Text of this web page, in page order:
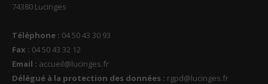
74380 Lucinges
Téléphone : 04 50 43 30 93
Fax : 04 50 43 32 12
Email : accueil@lucinges.fr
Délégué à la protection des données : rgpd@lucinges.fr